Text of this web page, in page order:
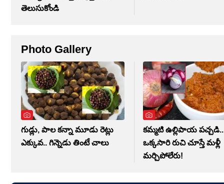
తెలుసుకోండి
Photo Gallery
గుడ్లు, పాల కన్నా మూడు రెట్లు
ఎక్కువ.. గిన్నెడు తింటే చాలు
కమ్మటి ఉల్లిపాయ పచ్చడి..
ఒక్కసారి రుచి చూస్తే మళ్లీ
మర్చిపోలేరు!